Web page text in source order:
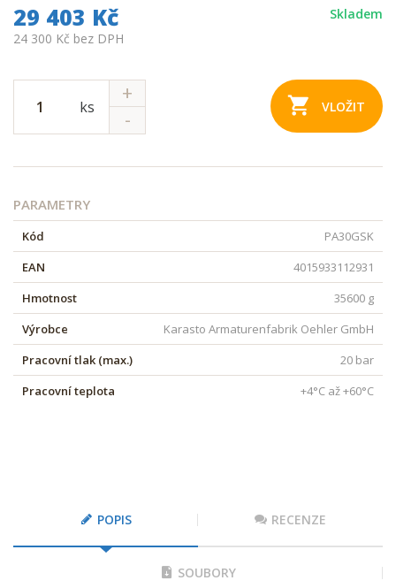
29 403 Kč
24 300 Kč bez DPH
Skladem
ks VLOŽIT
PARAMETRY
Kód
PA30GSK
EAN
4015933112931
Hmotnost
35600 g
Výrobce
Karasto Armaturenfabrik Oehler GmbH
Pracovní tlak (max.)
20 bar
Pracovní teplota
+4°C až +60°C
POPIS RECENZE
SOUBORY